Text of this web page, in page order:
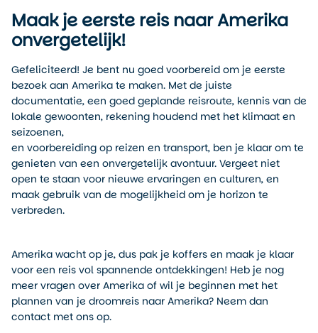
Maak je eerste reis naar Amerika
onvergetelijk!
Gefeliciteerd! Je bent nu goed voorbereid om je eerste
bezoek aan Amerika te maken. Met de juiste
documentatie, een goed geplande reisroute, kennis van de
lokale gewoonten, rekening houdend met het klimaat en
seizoenen,
en voorbereiding op reizen en transport, ben je klaar om te
genieten van een onvergetelijk avontuur. Vergeet niet
open te staan voor nieuwe ervaringen en culturen, en
maak gebruik van de mogelijkheid om je horizon te
verbreden.
Amerika wacht op je, dus pak je koffers en maak je klaar
voor een reis vol spannende ontdekkingen! Heb je nog
meer vragen over Amerika of wil je beginnen met het
plannen van je droomreis naar Amerika? Neem dan
contact met ons op.